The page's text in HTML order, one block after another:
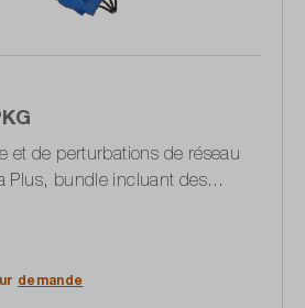
et de perturbations de réseau
Plus, bundle incluant des
demande